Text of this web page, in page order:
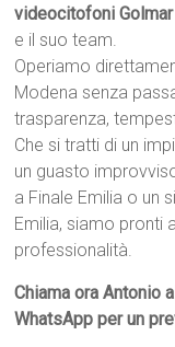
videocitofoni
e il suo team.
Operiamo
Modena senza
trasparenza,
Che si tratti di un
un guasto
a Finale Emilia o un
Emilia, siamo pronti
professionalità.
Chiama ora Antonio
WhatsApp per un